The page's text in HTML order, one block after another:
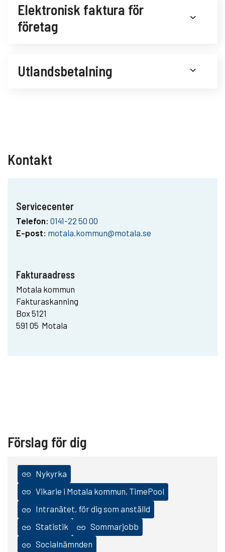
Elektronisk faktura för
företag
Utlandsbetalning
Kontakt
Servicecenter
Telefon: 0141-22 50 00
E-post: motala.kommun@motala.se
Fakturaadress
Motala kommun
Fakturaskanning
Box 5121
591 05 Motala
Förslag för dig
Nykyrka
Vikarie i Motala kommun, TimePool
Intranätet, för dig som anställd
Statistik
Sommarjobb
Socialnämnden